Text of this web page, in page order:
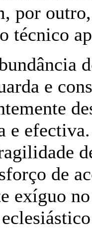
por
técnico
e
e
de
exíguo